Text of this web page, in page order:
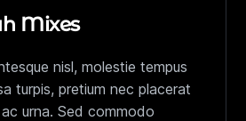
Mixes
nisl, molestie tempus
turpis, pretium nec placerat
urna. Sed commodo